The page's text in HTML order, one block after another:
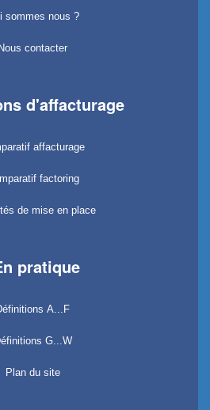
sommes nous ?
Nous contacter
d'affacturage
affacturage
factoring
de mise en place
pratique
A...F
G...W
Plan du site